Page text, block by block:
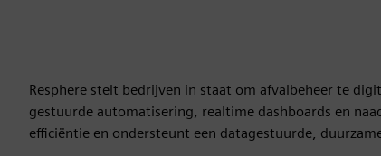
Resphere stelt bedrijven in staat om afvalbeheer te
gestuurde automatisering, realtime dashboards en
efficiëntie en ondersteunt een datagestuurde,